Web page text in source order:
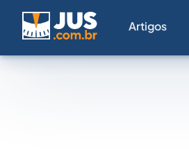
Artigos